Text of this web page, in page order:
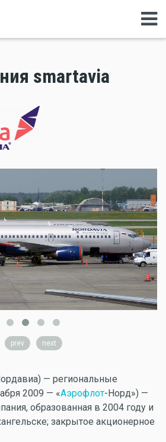
smartavia
prev next
— региональные
2009 — «Аэрофлот-Норд») —
образованная в 2004 году и
закрытое акционерное